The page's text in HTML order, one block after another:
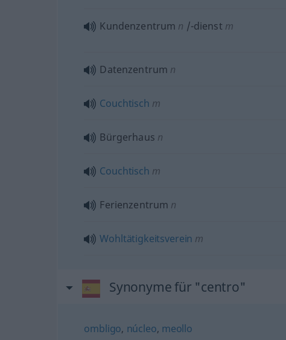
Kundenzentrum n /-dienst m
Datenzentrum n
Couchtisch m
Bürgerhaus n
Couchtisch m
Ferienzentrum n
Wohltätigkeitsverein m
Synonyme für "centro"
ombligo, núcleo, meollo